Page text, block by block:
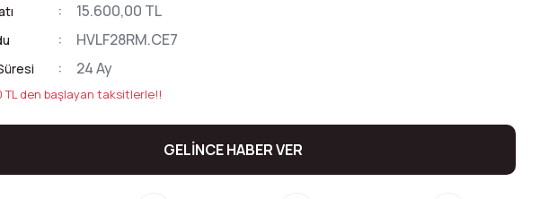
15.600,00 TL
HVLF28RM.CE7
24 Ay
TL den başlayan taksitlerle!!
GELİNCE HABER VER